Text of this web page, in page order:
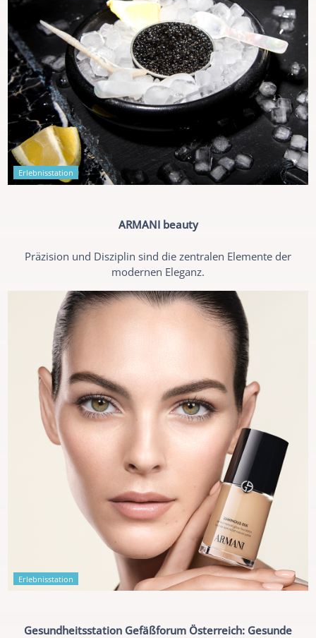
Erlebnisstation
ARMANI beauty
Präzision und Disziplin sind die zentralen Elemente der
modernen Eleganz.
Erlebnisstation
Gesundheitsstation Gefäßforum Österreich: Gesunde